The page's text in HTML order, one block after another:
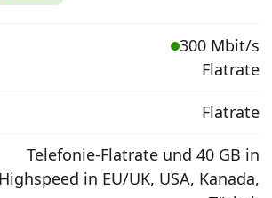
Abo kündigen oder
300 Mbit/s
Flatrate
Flatrate
Telefonie-Flatrate und 40 GB in
Highspeed in EU/UK, USA, Kanada,